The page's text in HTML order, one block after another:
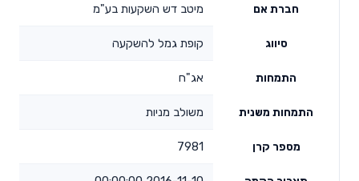
חברת אם מיטב דש השקעות בע"מ
סיווג קופת גמל להשקעה
התמחות אג"ח
התמחות משנית משולב מניות
מספר קרן 7981